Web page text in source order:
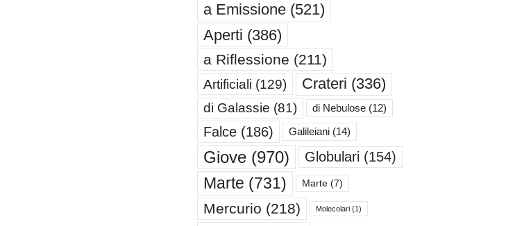
a Emissione(521)
Aperti (386)
a Riflessione (211)
Artificiali (129) Crateri (336)
di Galassie (81) di Nebulose(12)
Falce(186) Galileiani(14)
Giove(970) Globulari (154)
Marte (731) Marte(7)
Mercurio (218) Molecolari(1)